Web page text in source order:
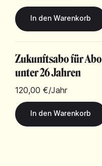
Zukunftsabo für
unter 26 Jahren
120,00 €/Jahr